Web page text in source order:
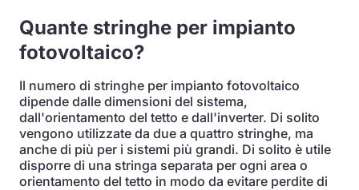
Quante stringhe per impianto
fotovoltaico?
Il numero di stringhe per impianto fotovoltaico
dipende dalle dimensioni del sistema,
dall'orientamento del tetto e dall'inverter. Di solito
vengono utilizzate da due a quattro stringhe, ma
anche di più per i sistemi più grandi. Di solito è utile
disporre di una stringa separata per ogni area o
orientamento del tetto in modo da evitare perdite di